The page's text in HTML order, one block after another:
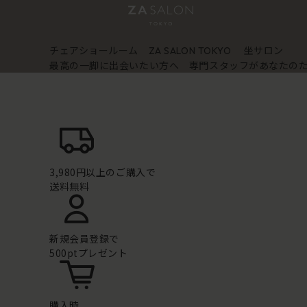
チェアショールーム ZA SALON TOKYO
坐サロン
最高の一脚に出会いたい方へ 専門スタッフがあなたの
3,980円以上のご購入で
送料無料
新規会員登録で
500ptプレゼント